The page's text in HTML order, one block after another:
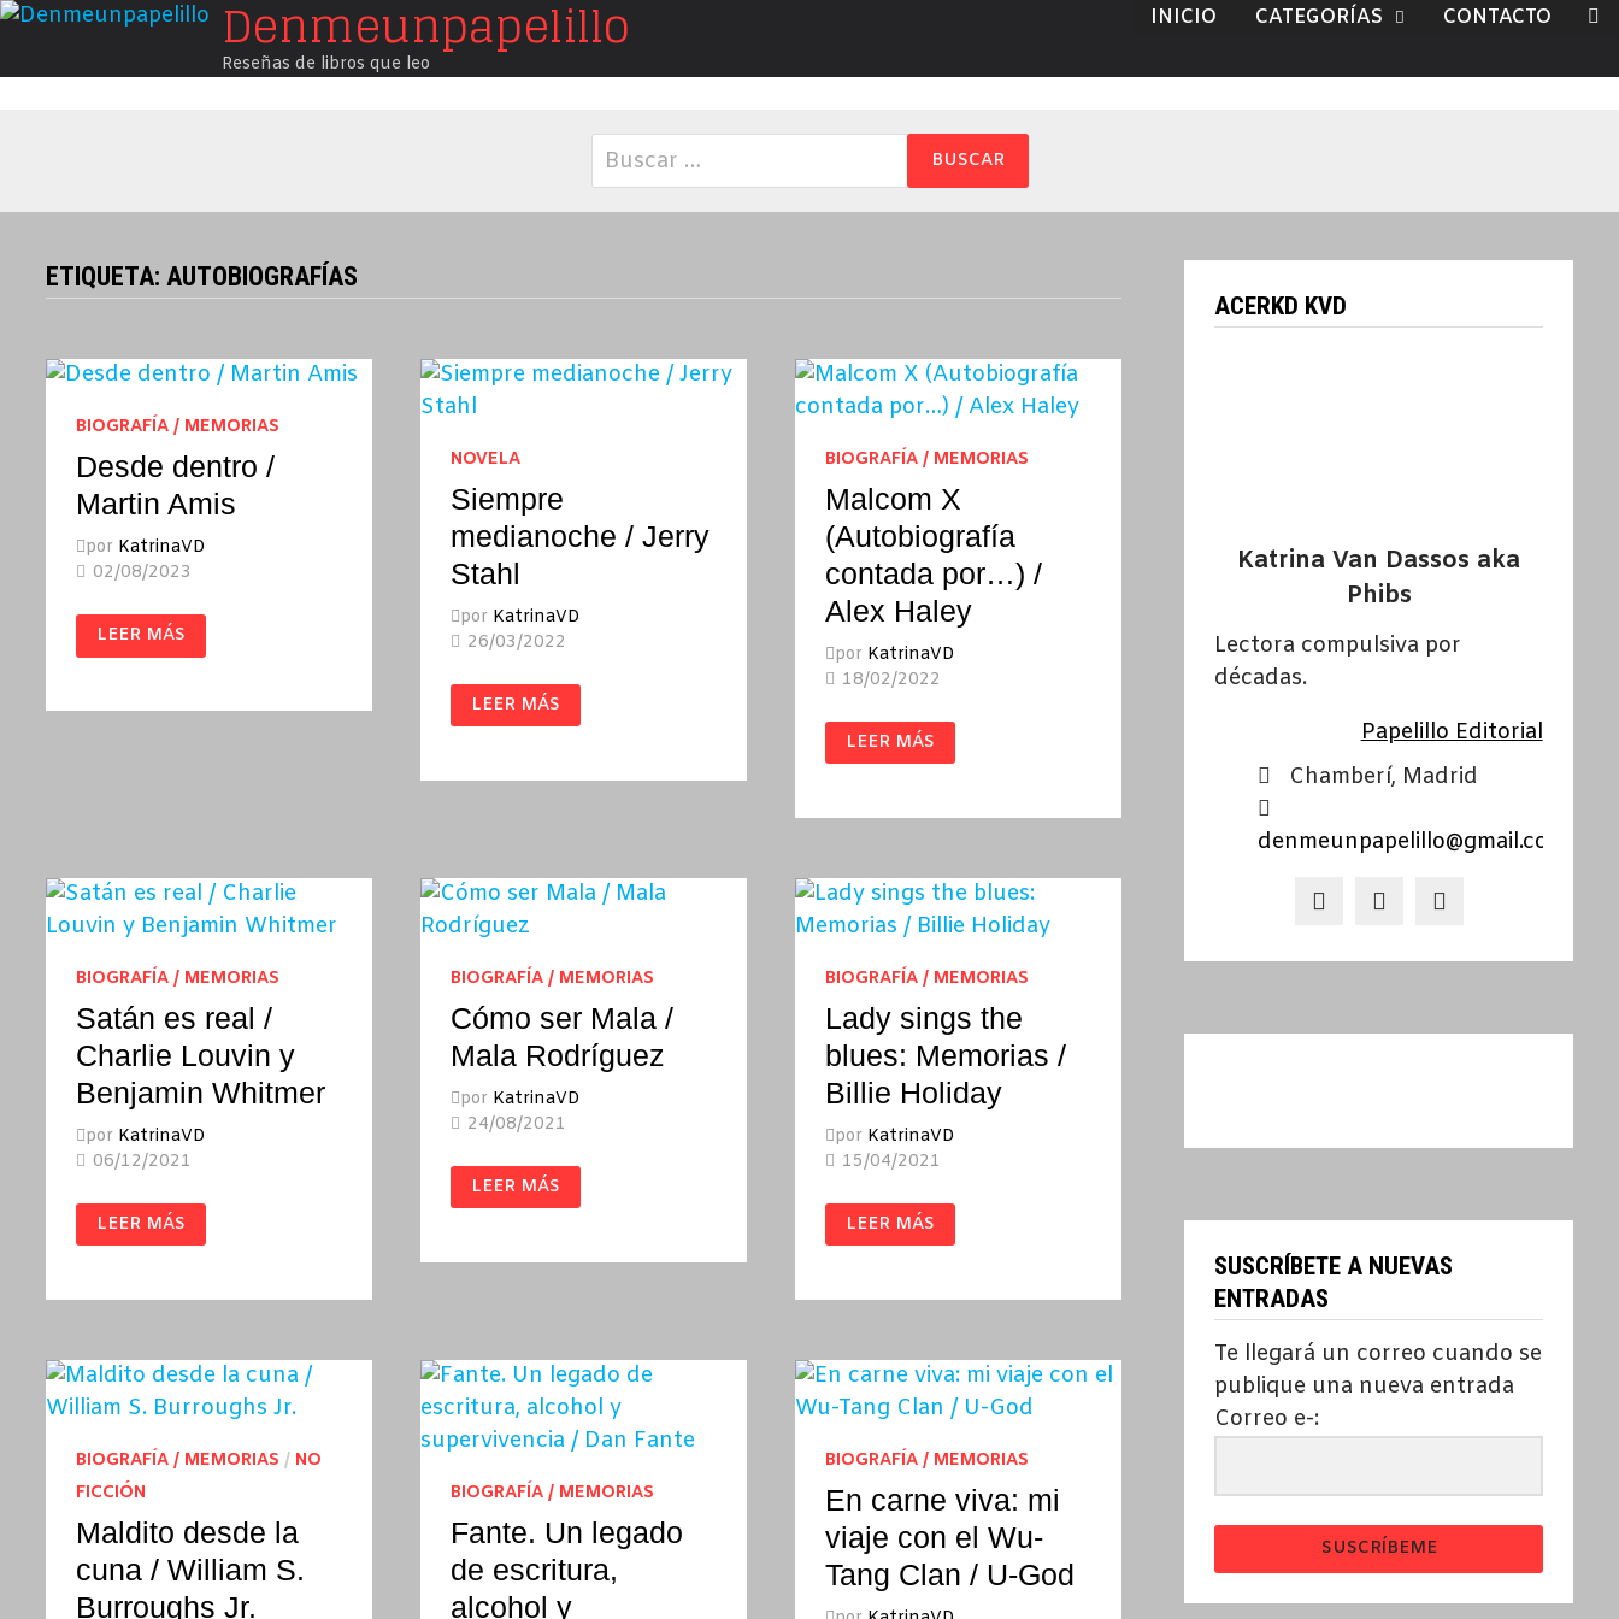
Saltar
contenido
Denmeunpapelillo
Reseñas de libros que leo
INICIO CATEGORÍAS CONTACTO
Buscar:
ETIQUETA:AUTOBIOGRAFÍAS
BIOGRAFÍA / MEMORIAS
Desde dentro /
Martin Amis
por KatrinaVD
02/08/2023
DESDE
DENTRO
/
LEER MÁS
NOVELA
Siempre
medianoche / Jerry
Stahl
por KatrinaVD
26/03/2022
SIEMPRE
MEDIANOCHE
/
LEER MÁS
BIOGRAFÍA / MEMORIAS
Malcom X
(Autobiografía
contada por…) /
Alex Haley
por KatrinaVD
18/02/2022
MALCOM
X
(AUTOBIOGRAFÍA
/
LEER MÁS
BIOGRAFÍA / MEMORIAS
Satán es real /
Charlie Louvin y
Benjamin Whitmer
por KatrinaVD
06/12/2021
SATÁN
ES
REAL
LOUVIN
LEER MÁS
BIOGRAFÍA / MEMORIAS
Cómo ser Mala /
Mala Rodríguez
por KatrinaVD
24/08/2021
CÓMO
SER
MALA
RODRÍGUEZ
LEER MÁS
BIOGRAFÍA / MEMORIAS
Lady sings the
blues: Memorias /
Billie Holiday
por KatrinaVD
15/04/2021
LADY
SINGS
THE
/
LEER MÁS
BIOGRAFÍA / MEMORIAS / NO
FICCIÓN
Maldito desde la
cuna / William S.
Burroughs Jr.
BIOGRAFÍA / MEMORIAS
Fante. Un legado
de escritura,
alcohol y
BIOGRAFÍA / MEMORIAS
En carne viva: mi
viaje con el Wu-
Tang Clan / U-God
ACERKD KVD
Katrina Van Dassos aka
Phibs
Lectora compulsiva por
décadas.
Papelillo Editorial
Chamberí, Madrid
denmeunpapelillo@gmail.com
SUSCRÍBETE A NUEVAS
ENTRADAS
Te llegará un correo cuando se
publique una nueva entrada
Correo e-:
SUSCRÍBEME